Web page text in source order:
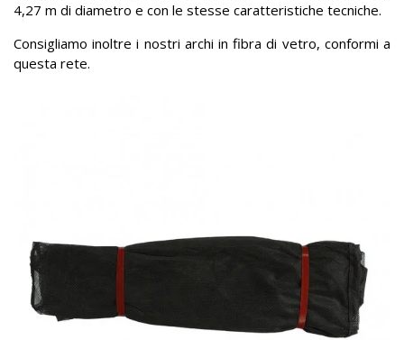
4,27 m di diametro e con le stesse caratteristiche tecniche.
Consigliamo inoltre i nostri archi in fibra di vetro, conformi a
questa rete.